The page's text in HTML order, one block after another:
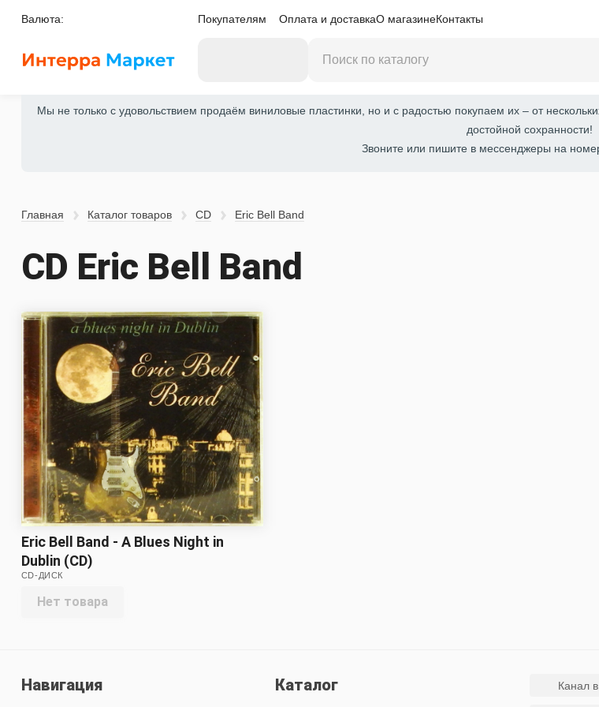
Валюта: Покупателям Оплата и доставкаО магазинеКонтакты
Мы не только с удовольствием продаём виниловые пластинки, но и с радостью покупаем их – от
достойной сохранности!
Звоните или пишите в мессенджеры на
Главная Каталог товаров CD Eric Bell Band
CD Eric Bell Band
Eric Bell Band - A Blues Night in
Dublin (CD)
CD-ДИСК
Нет товара
Навигация Каталог Канал